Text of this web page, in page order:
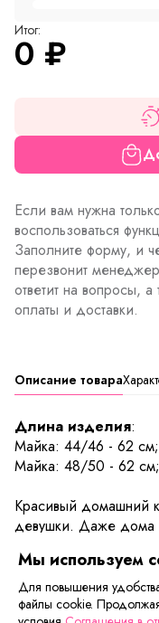
Итог:
0 ₽
Если вам нужна
воспользоваться
Заполните форму, и
перезвонит
ответит на вопросы,
оплаты и доставки.
Описание товара
Длина изделия:
Майка: 44/46 - 62
Майка: 48/50 - 62
Красивый домашний
девушки. Даже дома
самым необычным
вискозной майки на
длинных брюк. Майка
Мы используем
Для повышения
файлы cookie.